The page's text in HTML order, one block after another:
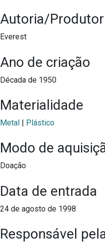
Autoria/Produtor
Everest
Ano de criação
Década de 1950
Materialidade
Metal | Plástico
Modo de
Doação
Data de entrada
24 de agosto de 1998
Responsável